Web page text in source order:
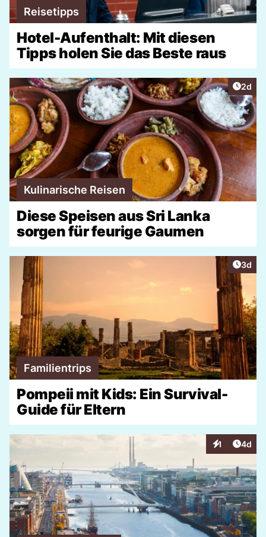
Reisetipps
Hotel-Aufenthalt: Mit diesen
Tipps holen Sie das Beste raus
2d
Kulinarische Reisen
Diese Speisen aus Sri Lanka
sorgen für feurige Gaumen
3d
Familientrips
Pompeii mit Kids: Ein Survival-
Guide für Eltern
1
Interaktionen
4d